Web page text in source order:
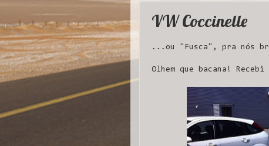
VW Coccinelle
...ou "Fusca", pra nós
Olhem que bacana!